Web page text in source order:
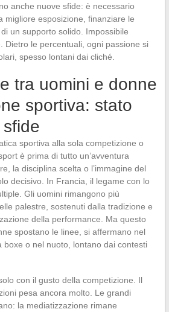
anche nuove sfide: è necessario
migliore esposizione, finanziare le
un supporto solido. Impossibile
Dietro le percentuali, ogni passione si
spesso lontani dai cliché.
tra uomini e donne
sportiva: stato
sportiva alla sola competizione o
è prima di tutto un’avventura
la disciplina scelta o l’immagine del
decisivo. In Francia, il legame con lo
Gli uomini rimangono più
palestre, sostenuti dalla tradizione e
della performance. Ma questo
spostano le linee, si affermano nel
boxe o nel nuoto, lontano dai contesti
con il gusto della competizione. Il
pesa ancora molto. Le grandi
la mediatizzazione rimane